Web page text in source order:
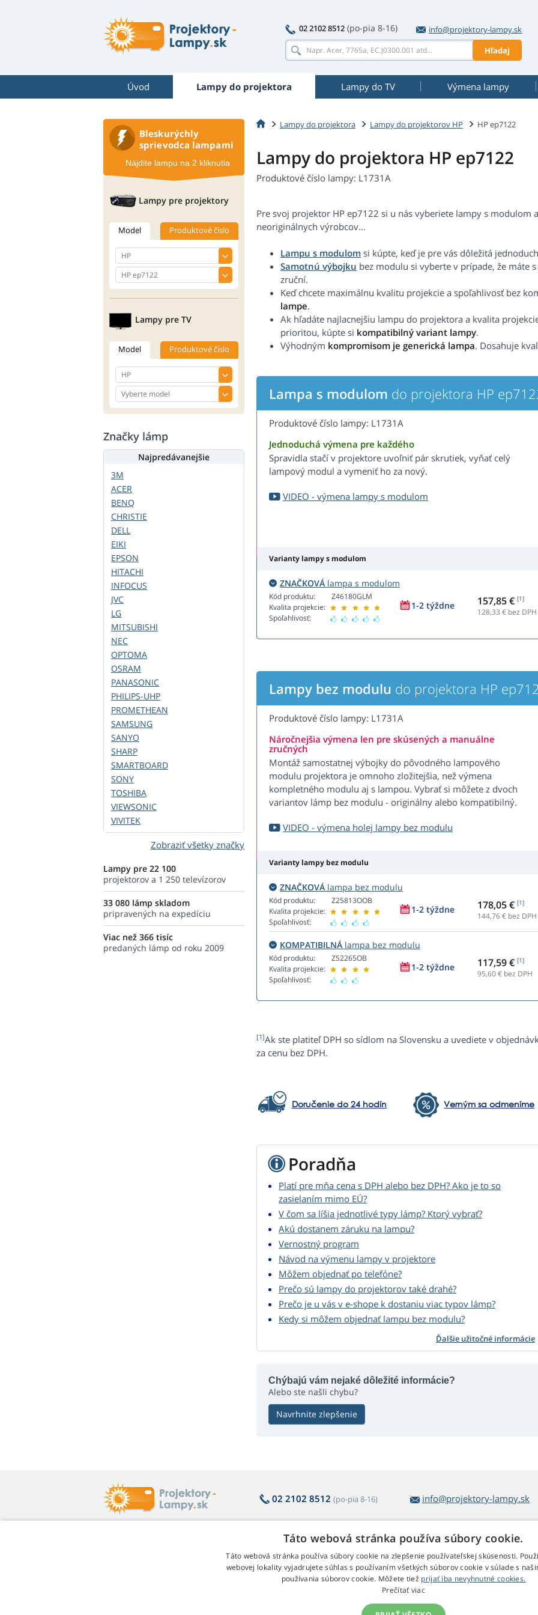
02 2102 8512 (po-pia 8-16)
info@projektory-lampy.sk
Hľadaj
Úvod Lampy do projektora Lampy do TV Výmena lampy
Lampy do projektora Lampy do projektorov HP HP ep7122
Lampy do projektora HP ep7122
Produktové číslo lampy: L1731A
Pre svoj projektor HP ep7122 si u nás vyberiete lampy s modulom
neoriginálnych výrobcov...
Lampu s modulom si kúpte, keď je pre vás dôležitá
Samotnú výbojku bez modulu si vyberte v prípade, že máte
zruční.
Keď chcete maximálnu kvalitu projekcie a spoľahlivosť bez
lampe.
Ak hľadáte najlacnejšiu lampu do projektora a kvalita
prioritou, kúpte si kompatibilný variant lampy.
Výhodným kompromisom je generická lampa. Dosahuje
Lampa s modulom do projektora HP
Produktové číslo lampy: L1731A
Jednoduchá výmena pre každého
Spravidla stačí v projektore uvoľniť pár skrutiek, vyňať celý
lampový modul a vymeniť ho za nový.
VIDEO - výmena lampy s modulom
Varianty lampy s modulom
ZNAČKOVÁ lampa s modulom
Kód produktu:
Kvalita projekcie:
Spoľahlivosť:
Z46180GLM
1-2 týždne 157,85 € [1]
128,33 € bez DPH
Lampy bez modulu do projektora HP
Produktové číslo lampy: L1731A
Náročnejšia výmena len pre skúsených a manuálne
zručných
Montáž samostatnej výbojky do pôvodného lampového
modulu projektora je omnoho zložitejšia, než výmena
kompletného modulu aj s lampou. Vybrať si môžete z dvoch
variantov lámp bez modulu - originálny alebo kompatibilný.
VIDEO - výmena holej lampy bez modulu
Varianty lampy bez modulu
ZNAČKOVÁ lampa bez modulu
Kód produktu:
Kvalita projekcie:
Spoľahlivosť:
Z25813OOB
1-2 týždne 178,05 € [1]
144,76€ bez DPH
KOMPATIBILNÁ lampa bez modulu
Kód produktu:
Kvalita projekcie:
Spoľahlivosť:
Z52265OB
1-2 týždne 117,59 € [1]
95,60€ bez DPH
[1]Ak ste platiteľ DPH so sídlom na Slovensku a uvediete v
za cenu bez DPH.
Doručenie do 24 hodín Verným sa odmeníme
Poradňa
Platí pre mňa cena s DPH alebo bez DPH? Ako je to so
zasielaním mimo EÚ?
V čom sa líšia jednotlivé typy lámp? Ktorý vybrať?
Akú dostanem záruku na lampu?
Vernostný program
Návod na výmenu lampy v projektore
Môžem objednať po telefóne?
Prečo sú lampy do projektorov také drahé?
Prečo je u vás v e-shope k dostaniu viac typov lámp?
Kedy si môžem objednať lampu bez modulu?
Ďalšie užitočné informácie
Chýbajú vám nejaké dôležité informácie?
Alebo ste našli chybu?
Navrhnite zlepšenie
Bleskurýchly
sprievodca lampami
Nájdite lampu na 2 kliknutia
Lampy pre projektory
Model Produktové číslo
Lampy pre TV
Model Produktové číslo
Značky lámp
Najpredávanejšie
3M
ACER
BENQ
CHRISTIE
DELL
EIKI
EPSON
HITACHI
INFOCUS
JVC
LG
MITSUBISHI
NEC
OPTOMA
OSRAM
PANASONIC
PHILIPS-UHP
PROMETHEAN
SAMSUNG
SANYO
SHARP
SMARTBOARD
SONY
TOSHIBA
VIEWSONIC
VIVITEK
Zobraziť všetky značky
Lampy pre 22 100
projektorov a 1 250 televízorov
33 080 lámp skladom
pripravených na expedíciu
Viac než 366 tisíc
predaných lámp od roku 2009
02 2102 8512 (po-pia 8-16) info@projektory-lampy.sk
O nákupe lámp
Vrátenie a reklamácia
Jednoduché vrátenie tovaru
Web Retail s.r.o.
Kontakt
Spracovanie osobných údajov
Táto webová stránka používa súbory cookie.
Táto webová stránka používa súbory cookie na zlepšenie používateľskej skúsenosti.
webovej lokality vyjadrujete súhlas s používaním všetkých súborov cookie v súlade s
používania súborov cookie. Môžete tiež prijať iba nevyhnutné cookies.
Prečítať viac